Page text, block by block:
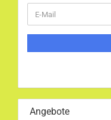
ZUR
E-
Mail
Angebote